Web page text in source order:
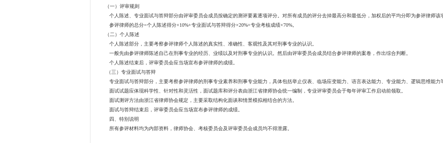
（一）评审规则
个人陈述、专业面试与答辩部分由评审委员会成员按确定的测评要素逐项评分。对所有成员的评分去掉最高分和最低分，加权后的平均分即为参评律师该
参评律师的总分=个人陈述得分×10%+专业面试与答辩得分×20%+专业考核成绩×70%。
（二）个人陈述
个人陈述部分，主要考察参评律师个人陈述的真实性、准确性、客观性及其对刑事专业的认识。
一般先由参评律师陈述自己在刑事专业的经历、业绩以及对刑事专业的认识。然后由评审委员会成员结合参评律师的案卷，作出综合判断。
个人陈述结束后，评审委员会应当场宣布参评律师的成绩。
（三）专业面试与答辩
专业面试与答辩部分，主要考察参评律师的刑事专业素养和刑事专业能力，具体包括举止仪表、临场应变能力、语言表达能力、专业能力、逻辑思维能力
面试试题应体现科学性、针对性和灵活性，面试题库和评分表由浙江省律师协会统一编制，专业评审委员会于每年评审工作启动前领取。
面试测评方法由浙江省律师协会规定，主要采取结构化面谈和情景模拟相结合的方法。
面试与答辩结束后，评审委员会应当场宣布参评律师的成绩。
四、特别说明
所有参评材料均为内部资料，律师协会、考核委员会及评审委员会成员均不得泄露。